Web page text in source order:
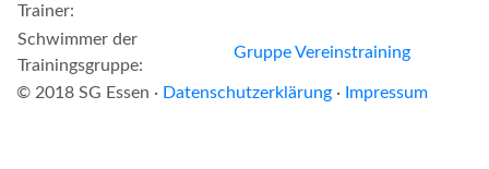
Trainer:
Schwimmer der
Trainingsgruppe:
Gruppe Vereinstraining
© 2018 SG Essen · Datenschutzerklärung · Impressum